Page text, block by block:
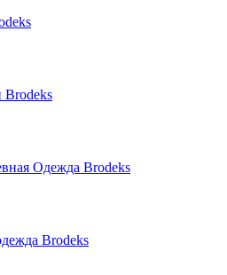
Brodeks
Одежда Brodeks
Brodeks